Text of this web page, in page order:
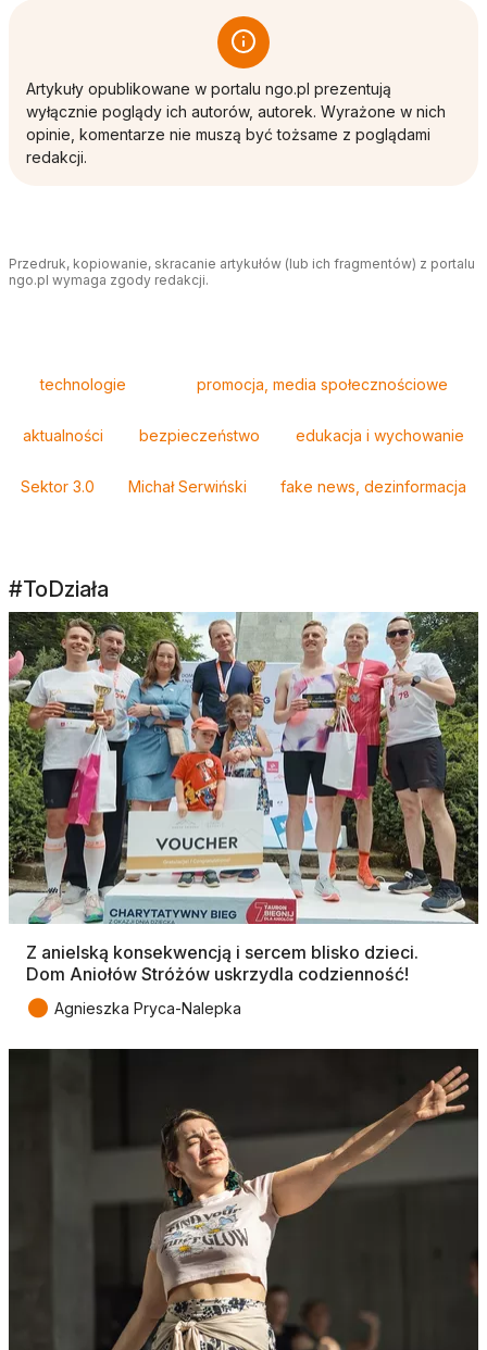
Artykuły opublikowane w portalu ngo.pl prezentują
wyłącznie poglądy ich autorów, autorek. Wyrażone w nich
opinie, komentarze nie muszą być tożsame z poglądami
redakcji.
Przedruk, kopiowanie, skracanie artykułów (lub ich fragmentów) z portalu
ngo.pl wymaga zgody redakcji.
technologie promocja, media społecznościowe
aktualności bezpieczeństwo edukacja i wychowanie
Sektor 3.0 Michał Serwiński fake news, dezinformacja
#ToDziała
Z anielską konsekwencją i sercem blisko dzieci.
Dom Aniołów Stróżów uskrzydla codzienność!
● Agnieszka Pryca-Nalepka